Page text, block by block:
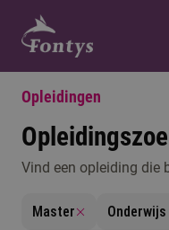
Vorm
Selecteer
Opleidingen
Vind een opleiding die
Master